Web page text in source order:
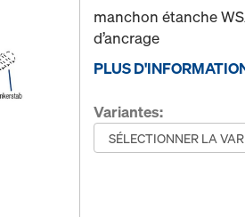
manchon étanche
d’ancrage
PLUS
Variantes: